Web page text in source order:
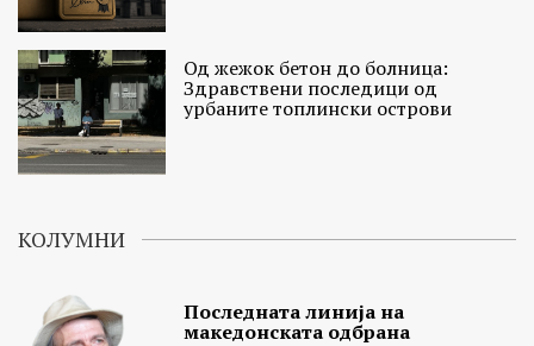
Од жежок бетон до болница:
Здравствени последици од
урбаните топлински острови
КОЛУМНИ
Последната линија на
македонската одбрана